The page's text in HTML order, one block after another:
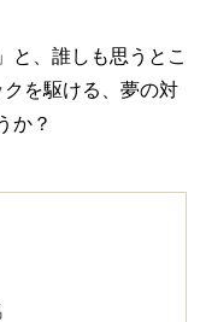
と、誰しも思うとこ
を駆ける、夢の対
か？